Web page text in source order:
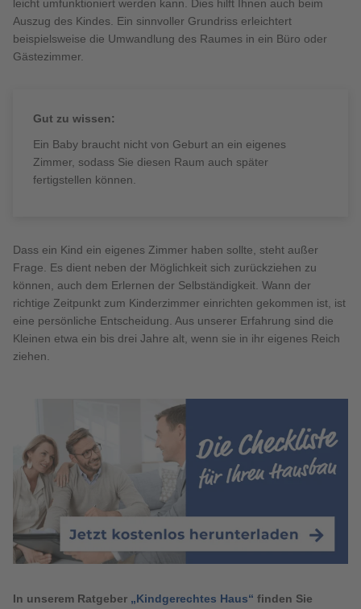
leicht umfunktioniert werden kann. Dies hilft Ihnen auch beim
Auszug des Kindes. Ein sinnvoller Grundriss erleichtert
beispielsweise die Umwandlung des Raumes in ein Büro oder
Gästezimmer.
Gut zu wissen:
Ein Baby braucht nicht von Geburt an ein eigenes
Zimmer, sodass Sie diesen Raum auch später
fertigstellen können.
Dass ein Kind ein eigenes Zimmer haben sollte, steht außer
Frage. Es dient neben der Möglichkeit sich zurückziehen zu
können, auch dem Erlernen der Selbständigkeit. Wann der
richtige Zeitpunkt zum Kinderzimmer einrichten gekommen ist, ist
eine persönliche Entscheidung. Aus unserer Erfahrung sind die
Kleinen etwa ein bis drei Jahre alt, wenn sie in ihr eigenes Reich
ziehen.
In unserem Ratgeber „Kindgerechtes Haus“ finden Sie